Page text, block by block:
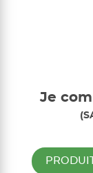
Je